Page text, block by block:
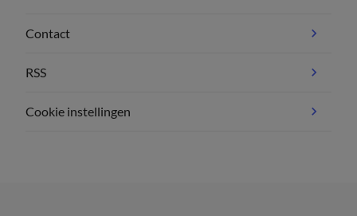
Contact
RSS
Cookie instellingen